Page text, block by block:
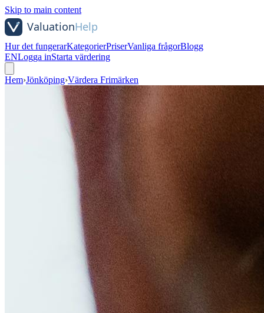
Skip to main content
Hur det fungerarKategorierPriserVanliga frågorBlogg
ENLogga inStarta värdering
Hem›Jönköping›Värdera Frimärken